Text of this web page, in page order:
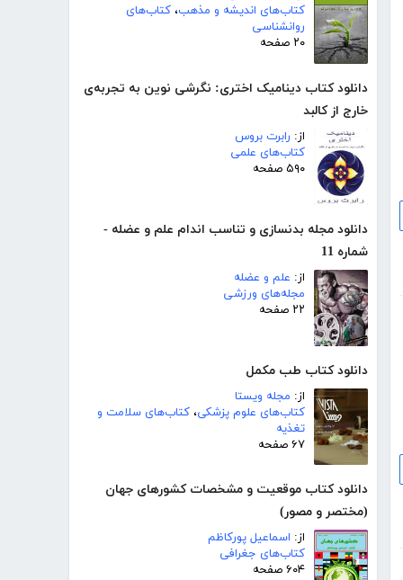
کتاب‌های اندیشه و مذهب، کتاب‌های
روانشناسی
۲۰ صفحه
دانلود کتاب دینامیک اختری: نگرشی نوین به تجربه‌ی
خارج از کالبد
از: رابرت بروس
کتاب‌های علمی
۵۹۰ صفحه
دانلود مجله بدنسازی و تناسب اندام علم و عضله -
شماره 11
از: علم و عضله
مجله‌های ورزشی
۲۲ صفحه
دانلود کتاب طب مکمل
از: مجله ویستا
کتاب‌های علوم پزشکی، کتاب‌های سلامت و
تغذیه
۶۷ صفحه
دانلود کتاب موقعیت و مشخصات کشورهای جهان
(مختصر و مصور)
از: اسماعیل پورکاظم
کتاب‌های جغرافی
۶۰۴ صفحه